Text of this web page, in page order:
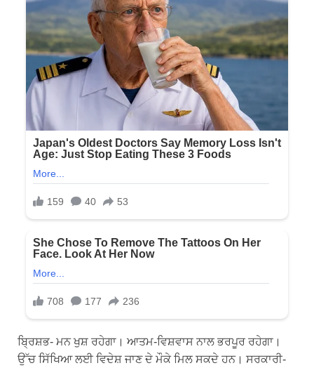
ਬ੍ਰਿਸ਼ਭ- ਮਨ ਖੁਸ਼ ਰਹੇਗਾ। ਆਤਮ-ਵਿਸ਼ਵਾਸ ਨਾਲ ਭਰਪੂਰ ਰਹੇਗਾ।
ਉੱਚ ਸਿੱਖਿਆ ਲਈ ਵਿਦੇਸ਼ ਜਾਣ ਦੇ ਮੌਕੇ ਮਿਲ ਸਕਦੇ ਹਨ। ਸਰਕਾਰੀ-